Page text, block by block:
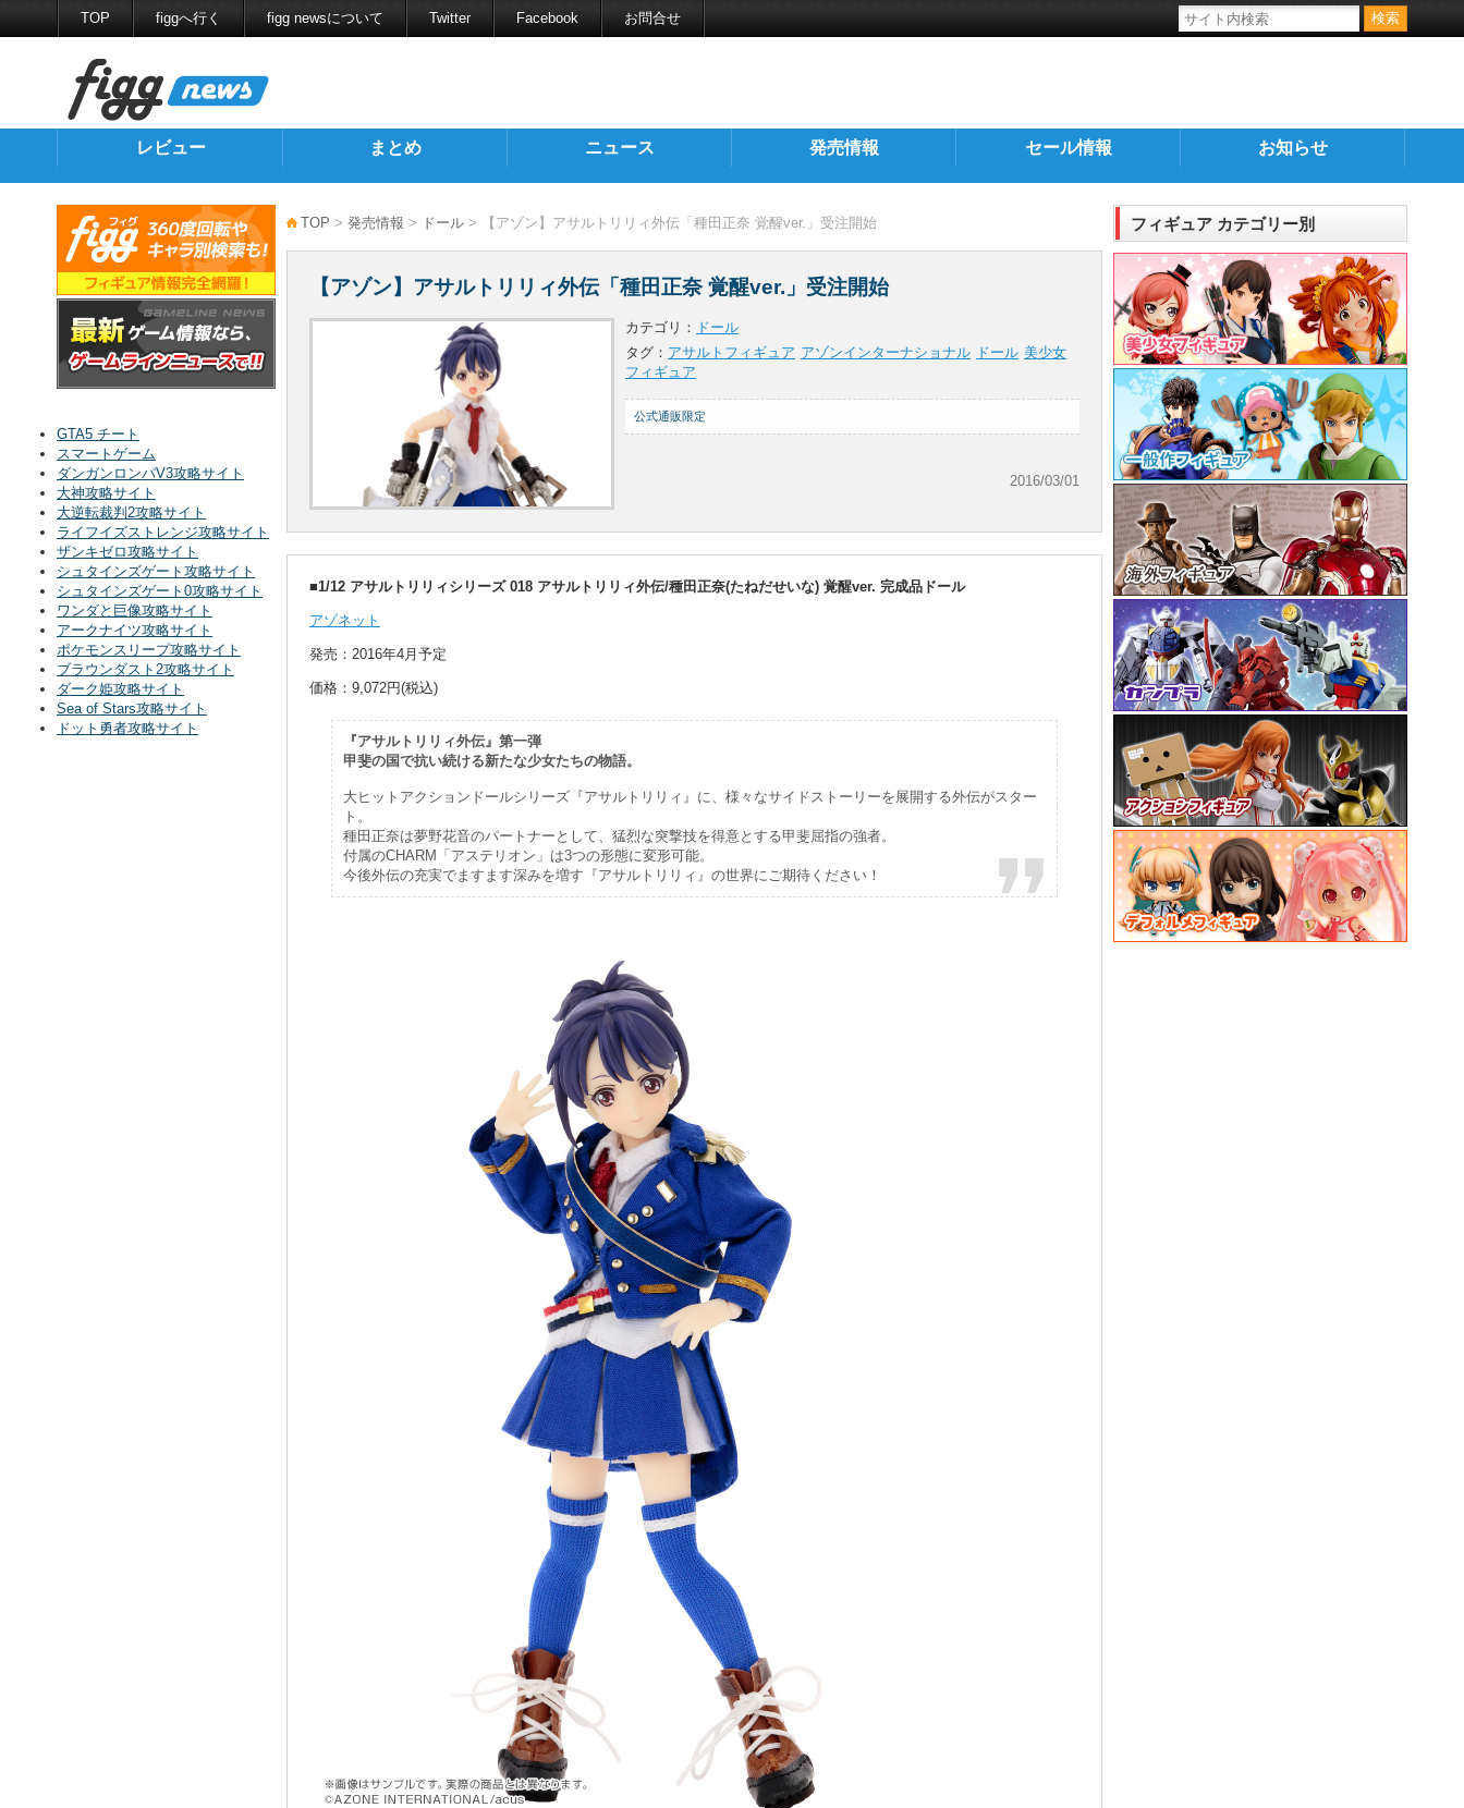
TOP figgへ行く figg newsについて Twitter Facebook お問合せ
レビュー まとめ ニュース 発売情報 セール情報 お知らせ
TOP > 発売情報 > ドール > 【アゾン】アサルトリリィ外伝「種田正奈 覚醒ver.」受注開始
【アゾン】アサルトリリィ外伝「種田正奈 覚醒ver.」受注開始
カテゴリ： ドール
タグ： アサルトフィギュア アゾンインターナショナル ドール 美少女
フィギュア
2016/03/01
公式通販限定
■1/12 アサルトリリィシリーズ 018 アサルトリリィ外伝/種田正奈(たねだせいな) 覚醒ver. 完成品ドール
アゾネット
発売：2016年4月予定
価格：9,072円(税込)
『アサルトリリィ外伝』第一弾
甲斐の国で抗い続ける新たな少女たちの物語。
大ヒットアクションドールシリーズ『アサルトリリィ』に、様々なサイドストーリーを展開する外伝がスター
ト。
種田正奈は夢野花音のパートナーとして、猛烈な突撃技を得意とする甲斐屈指の強者。
付属のCHARM「アステリオン」は3つの形態に変形可能。
今後外伝の充実でますます深みを増す『アサルトリリィ』の世界にご期待ください！
GTA5 チート
スマートゲーム
ダンガンロンパV3攻略サイト
大神攻略サイト
大逆転裁判2攻略サイト
ライフイズストレンジ攻略サイト
ザンキゼロ攻略サイト
シュタインズゲート攻略サイト
シュタインズゲート0攻略サイト
ワンダと巨像攻略サイト
アークナイツ攻略サイト
ポケモンスリープ攻略サイト
ブラウンダスト2攻略サイト
ダーク姫攻略サイト
Sea of Stars攻略サイト
ドット勇者攻略サイト
フィギュア カテゴリー別